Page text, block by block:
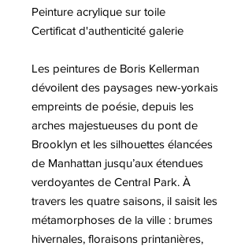
Peinture acrylique sur toile
Certificat d'authenticité galerie
Les peintures de Boris Kellerman
dévoilent des paysages new-yorkais
empreints de poésie, depuis les
arches majestueuses du pont de
Brooklyn et les silhouettes élancées
de Manhattan jusqu’aux étendues
verdoyantes de Central Park. À
travers les quatre saisons, il saisit les
métamorphoses de la ville : brumes
hivernales, floraisons printanières,